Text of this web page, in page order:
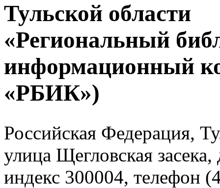
Тульской области
«Региональный
информационный
«РБИК»)
Российская Федерация,
улица Щегловская
индекс 300004, телефон